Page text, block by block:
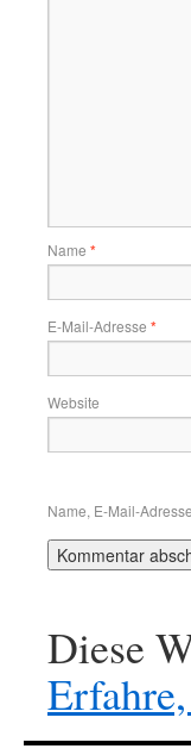
Name *
E-Mail-Adresse *
Website
Name, E-Mail-
Diese